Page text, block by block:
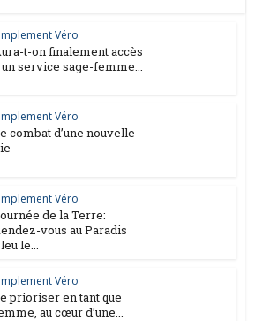
Véro
t-on finalement accès
un service sage-femme...
Véro
combat d’une nouvelle
Véro
de la Terre:
vous au Paradis
le...
Véro
prioriser en tant que
au cœur d’une...